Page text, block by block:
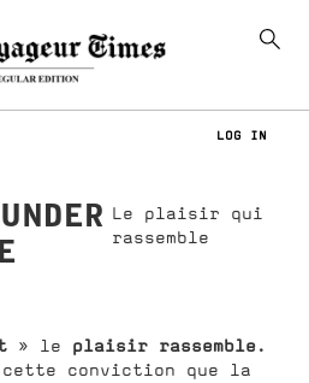
LOG IN
Le plaisir qui
rassemble
» le plaisir rassemble.
cette conviction que la